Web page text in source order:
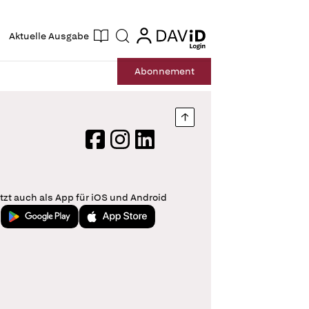
Aktuelle Ausgabe Suche login
login
Abonnement
Nach oben springen
FacebookInstagram
LinkedIn
auch als App für iOS und Android
Jetzt bei Google PlayLaden im App Store